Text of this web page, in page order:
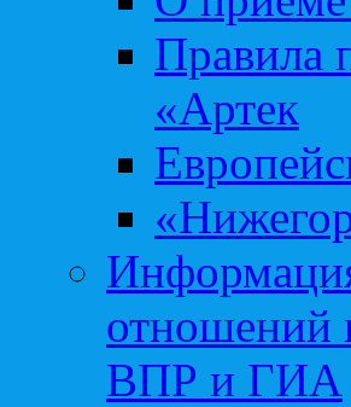
Правила
«Артек
отношений
ВПР и ГИА